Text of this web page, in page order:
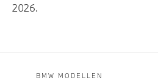
2026.
BMW MODELLEN